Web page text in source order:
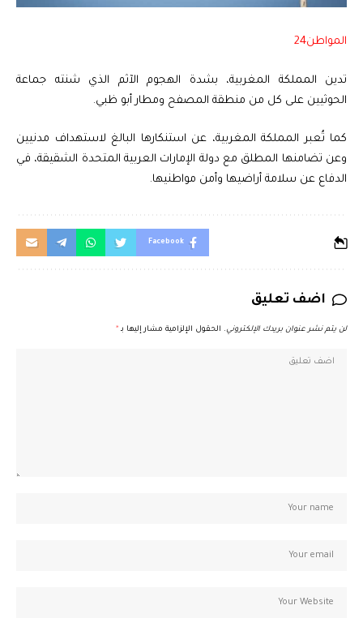
المواطن24
‏تدين المملكة المغربية، بشدة الهجوم الآثم الذي شنته جماعة
الحوثيين على كل من منطقة المصفح ومطار أبو ظبي.
كما تُعبر المملكة المغربية، عن استنكارها البالغ لاستهداف مدنيين
وعن تضامنها المطلق مع دولة الإمارات العربية المتحدة الشقيقة، في
الدفاع عن سلامة أراضيها وأمن مواطنيها.
Facebook
اضف تعليق
لن يتم نشر عنوان بريدك الإلكتروني. الحقول الإلزامية مشار إليها بـ *